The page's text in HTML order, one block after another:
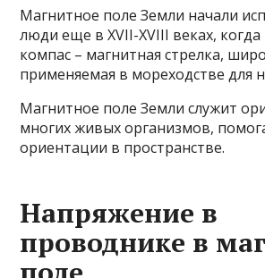
Магнитное поле Земли начали
люди еще в XVII-XVIII веках, когда
компас – магнитная стрелка,
применяемая в мореходстве для
Магнитное поле Земли служит
многих живых организмов,
ориентации в пространстве.
Напряжение в
проводнике в